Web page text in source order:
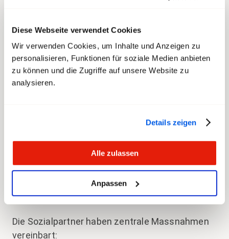
Diese Webseite verwendet Cookies
Wir verwenden Cookies, um Inhalte und Anzeigen zu
personalisieren, Funktionen für soziale Medien anbieten
zu können und die Zugriffe auf unsere Website zu
analysieren.
Details zeigen
Alle zulassen
Anpassen
und verbale Angriffe, sexistische oder
langanhaltende und teils irreparable physische
oder psychische Folgen.
Viele Betroffene kämpfen nach einem Vorfall
mit Unsicherheit: Wann kann ich wieder arbeiten,
einsteigt? Wie reagiere ich dann? Diese Fragen
belasten – und sie brauchen Antworten.
Konkrete Massnahmen
gegen Aggression im öV
Die Sozialpartner haben zentrale Massnahmen
vereinbart: